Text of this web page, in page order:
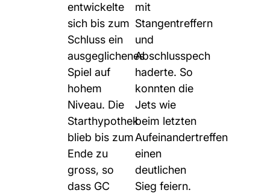
entwickelte
sich bis zum
Schluss ein
ausgeglichenes
Spiel auf
hohem
Niveau. Die
Starthypothek
blieb bis zum
Ende zu
gross, so
dass GC
mit
Stangentreffern
und
Abschlusspech
haderte. So
konnten die
Jets wie
beim letzten
Aufeinandertreffen
einen
deutlichen
Sieg feiern.